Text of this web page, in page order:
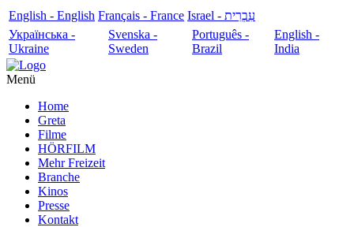
English - English Français - France
עִבְרִית - Israel
Українська -
Ukraine
Svenska -
Sweden
Português -
Brazil
English -
India
Menü
Home
Greta
Filme
HÖRFILM
Mehr Freizeit
Branche
Kinos
Presse
Kontakt